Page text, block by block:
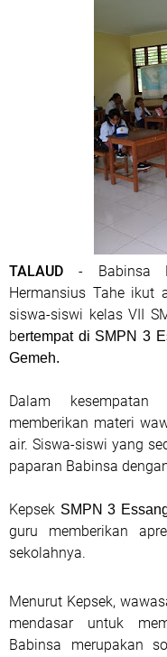
TALAUD - Babinsa
Hermansius Tahe ikut
siswa-siswi kelas VII
bertempat di SMPN 3
Gemeh.
Dalam
memberikan materi
air. Siswa-siswi yang
paparan Babinsa
Kepsek SMPN 3
guru memberikan
sekolahnya.
Menurut Kepsek,
mendasar untuk
Babinsa merupakan